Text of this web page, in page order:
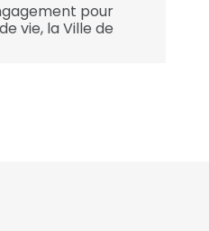
pour
vie, la Ville de